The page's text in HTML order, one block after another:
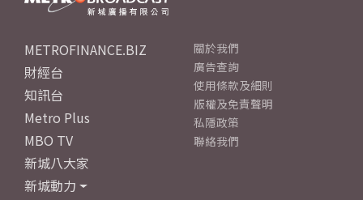
METROFINANCE.BIZ
財經台
知訊台
Metro Plus
MBO TV
新城八大家
新城動力
關於我們
廣告查詢
使用條款及細則
版權及免責聲明
私隱政策
聯絡我們